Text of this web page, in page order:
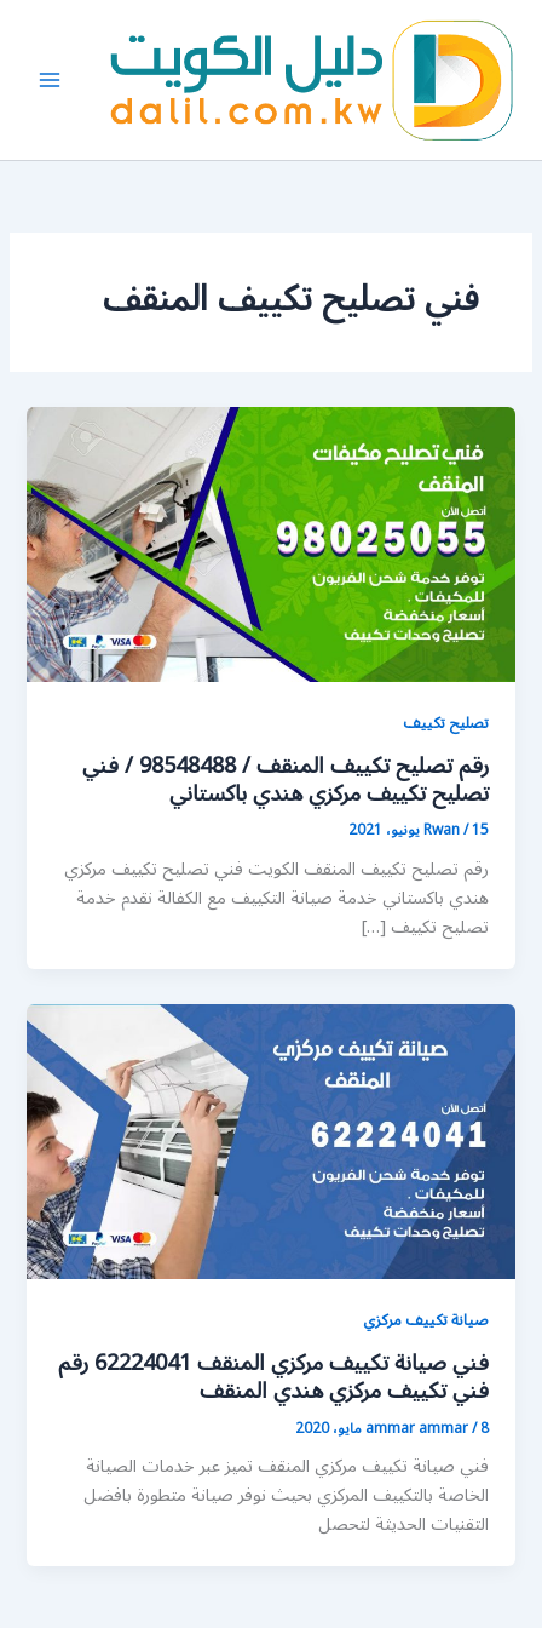
المحتوى
فني تصليح تكييف المنقف
تصليح تكييف
رقم تصليح تكييف المنقف / 98548488 / فني
تصليح تكييف مركزي هندي باكستاني
Rwan/15 يونيو، 2021
رقم تصليح تكييف المنقف الكويت فني تصليح تكييف مركزي
هندي باكستاني خدمة صيانة التكييف مع الكفالة نقدم خدمة
تصليح تكييف […]
صيانة تكييف مركزي
فني صيانة تكييف مركزي المنقف 62224041 رقم
فني تكييف مركزي هندي المنقف
ammar ammar/8 مايو، 2020
فني صيانة تكييف مركزي المنقف تميز عبر خدمات الصيانة
الخاصة بالتكييف المركزي بحيث نوفر صيانة متطورة بافضل
التقنيات الحديثة لتحصل